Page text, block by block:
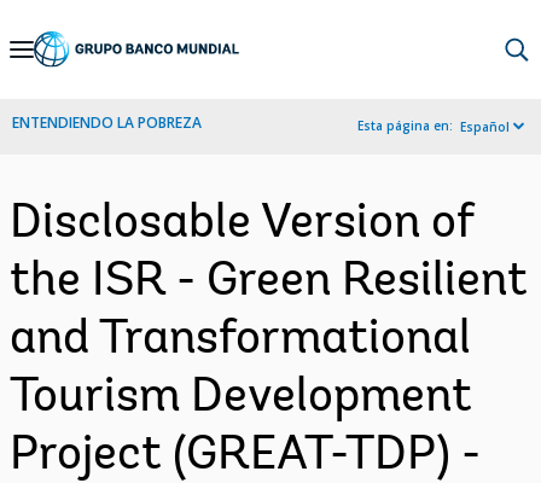
Skip
Navigation
ENTENDIENDO LA POBREZA Esta página en: Español
Disclosable Version of
the ISR - Green Resilient
and Transformational
Tourism Development
Project (GREAT-TDP) -